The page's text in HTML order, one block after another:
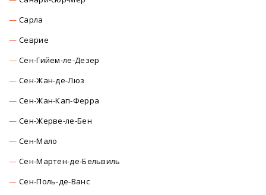
Сарла
Севрие
Сен-Гийем-ле-Дезер
Сен-Жан-де-Люз
Сен-Жан-Кап-Ферра
Сен-Жерве-ле-Бен
Сен-Мало
Сен-Мартен-де-Бельвиль
Сен-Поль-де-Ванс